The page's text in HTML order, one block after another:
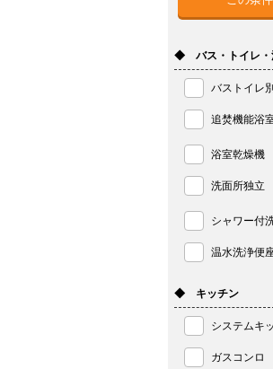
◆ バス・トイレ・
バストイレ別
追焚機能浴
浴室乾燥機
洗面所独立
シャワー付
温水洗浄便
◆ キッチン
システムキ
ガスコンロ